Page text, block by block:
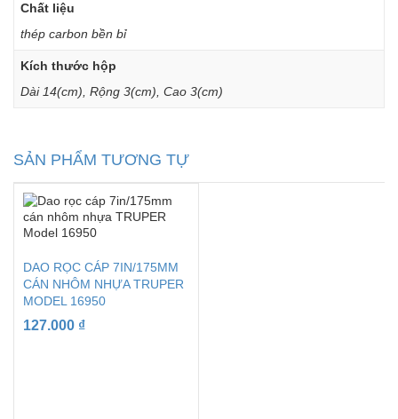
Chất liệu
thép carbon bền bỉ
Kích thước hộp
Dài 14(cm), Rộng 3(cm), Cao 3(cm)
SẢN PHẨM TƯƠNG TỰ
DAO RỌC CÁP 7IN/175MM
CÁN NHÔM NHỰA TRUPER
MODEL 16950
127.000 ₫